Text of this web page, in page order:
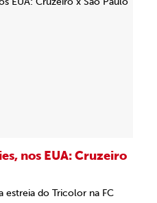
nos EUA: Cruzeiro
estreia do Tricolor na FC